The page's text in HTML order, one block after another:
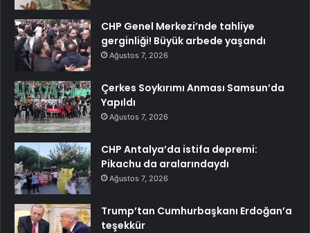
CHP Genel Merkezi’nde tahliye
gerginliği! Büyük arbede yaşandı
Ağustos 7, 2026
Çerkes Soykırımı Anması Samsun’da
Yapıldı
Ağustos 7, 2026
CHP Antalya’da istifa depremi:
Pikachu da aralarındaydı
Ağustos 7, 2026
Trump’tan Cumhurbaşkanı Erdoğan’a
teşekkür